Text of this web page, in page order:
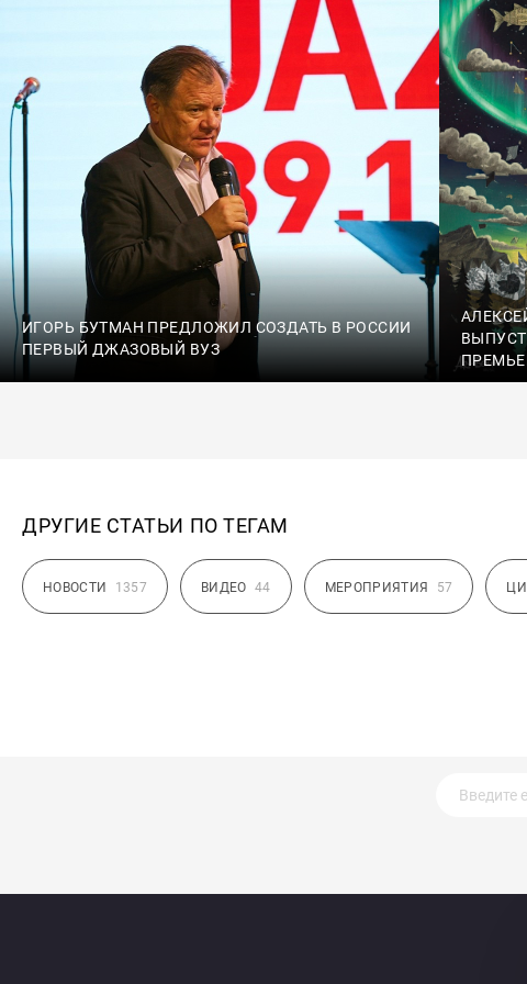
ИГОРЬ БУТМАН ПРЕДЛОЖИЛ СОЗДАТЬ В РОССИИ
ПЕРВЫЙ ДЖАЗОВЫЙ ВУЗ
ДРУГИЕ СТАТЬИ ПО ТЕГАМ
НОВОСТИ 1357 ВИДЕО 44 МЕРОПРИЯТИЯ 57